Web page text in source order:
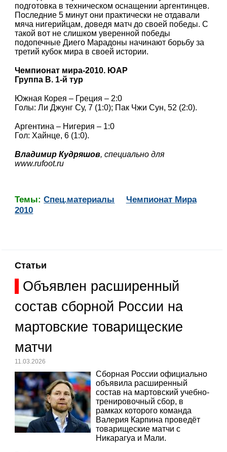
подготовка в техническом оснащении аргентинцев.
Последние 5 минут они практически не отдавали
мяча нигерийцам, доведя матч до своей победы. С
такой вот не слишком уверенной победы
подопечные Диего Марадоны начинают борьбу за
третий кубок мира в своей истории.
Чемпионат мира-2010. ЮАР
Группа B. 1-й тур
Южная Корея – Греция – 2:0
Голы: Ли Джунг Су, 7 (1:0); Пак Чжи Сун, 52 (2:0).
Аргентина – Нигерия – 1:0
Гол: Хайнце, 6 (1:0).
Владимир Кудряшов, специально для
www.rufoot.ru
Темы:Спец.материалы
Чемпионат Мира
2010
Статьи
Объявлен расширенный
состав сборной России на
мартовские товарищеские
матчи
11.03.2026
Сборная России официально
объявила расширенный
состав на мартовский учебно-
тренировочный сбор, в
рамках которого команда
Валерия Карпина проведёт
товарищеские матчи с
Никарагуа и Мали.